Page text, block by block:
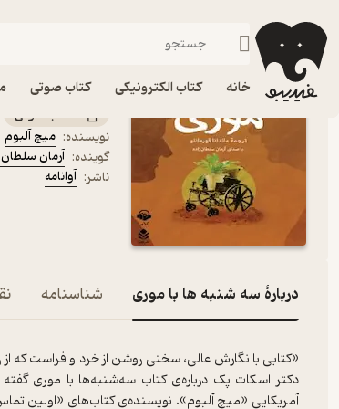
خانه کتاب الکترونیکی کتاب صوتی
فیدیبو کتاب صوتی
کتاب صوتی
کتاب صوتی
نویسنده: میچ آلبوم
گوینده: آرمان سلطان
ناشر: آوانامه
دربارۀ سه شنبه ها با موری شناسنامه
«کتابی با نگارش عالی، سخنی روشن از خرد و فراست که
دکتر اسکات پک درباره‌ی کتاب سه‌شنبه‌ها با موری گفته
آمریکایی «میچ آلبوم». نویسنده‌ی کتاب‌های «اولین